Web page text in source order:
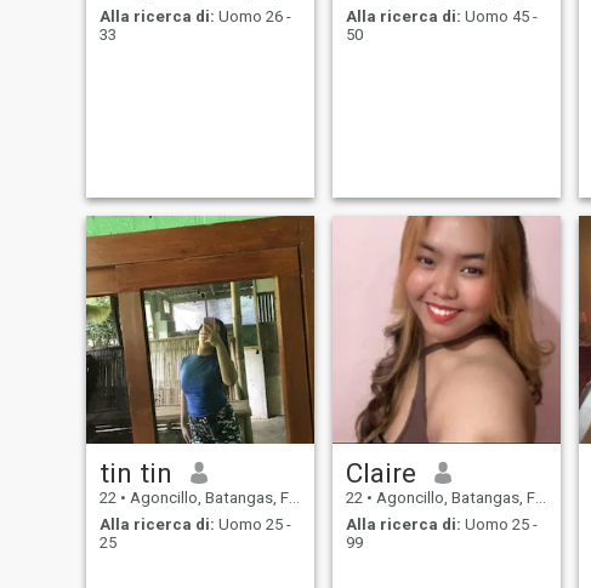
Alla ricerca di: Uomo 26 -
33
Alla ricerca di: Uomo 45 -
50
tin tin
22 • Agoncillo, Batangas, Filippine
Alla ricerca di: Uomo 25 -
25
Claire
22 • Agoncillo, Batangas, Filippine
Alla ricerca di: Uomo 25 -
99